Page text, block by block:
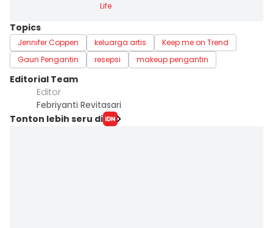
Life
Topics
Jennifer Coppen keluarga artis
Keep me on Trend
Gaun Pengantin
resepsi makeup pengantin
Editorial Team
Editor
Febriyanti Revitasari
Tonton lebih seru di